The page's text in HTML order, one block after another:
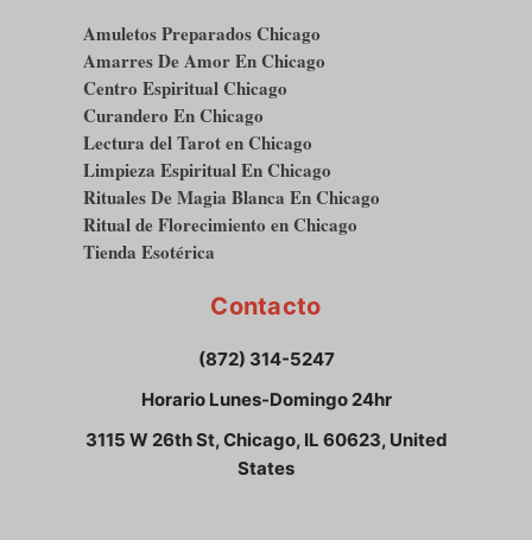
Amuletos Preparados Chicago
Amarres De Amor En Chicago
Centro Espiritual Chicago
Curandero En Chicago
Lectura del Tarot en Chicago
Limpieza Espiritual En Chicago
Rituales De Magia Blanca En Chicago
Ritual de Florecimiento en Chicago
Tienda Esotérica
Contacto
(872) 314-5247
Horario Lunes-Domingo 24hr
3115 W 26th St, Chicago, IL 60623, United
States